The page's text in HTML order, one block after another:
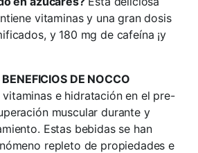
vitaminas y una gran dosis
y 180 mg de cafeína ¡y
DE NOCCO
e hidratación en el pre-
muscular durante y
Estas bebidas se han
repleto de propiedades e